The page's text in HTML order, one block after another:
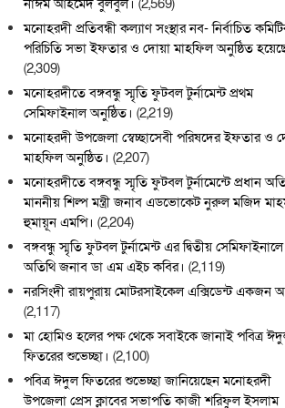
মনোহরদী প্রতিবন্ধী কল্যাণ সংস্থার নব- নির্বাচিত
পরিচিতি সভা ইফতার ও দোয়া মাহফিল অনুষ্ঠিত
(2,309)
মনোহরদীতে বঙ্গবন্ধু স্মৃতি ফুটবল টুর্নামেন্ট প্রথম
সেমিফাইনাল অনুষ্ঠিত। (2,219)
মনোহরদী উপজেলা স্বেচ্ছাসেবী পরিষদের ইফতার ও
মাহফিল অনুষ্ঠিত। (2,207)
মনোহরদীতে বঙ্গবন্ধু স্মৃতি ফুটবল টুর্নামেন্টে প্রধান
মাননীয় শিল্প মন্ত্রী জনাব এডভোকেট নুরুল মজিদ
হুমায়ূন এমপি। (2,204)
বঙ্গবন্ধু স্মৃতি ফুটবল টুর্নামেন্ট এর দ্বিতীয়
অতিথি জনাব ডা এম এইচ কবির। (2,119)
নরসিংদী রায়পুরায় মোটরসাইকেল এক্সিডেন্ট একজন
(2,117)
মা হোমিও হলের পক্ষ থেকে সবাইকে জানাই পবিত্র
ফিতরের শুভেচ্ছা। (2,100)
পবিত্র ঈদুল ফিতরের শুভেচ্ছা জানিয়েছেন মনোহরদী
উপজেলা প্রেস ক্লাবের সভাপতি কাজী শরিফুল ইসলাম